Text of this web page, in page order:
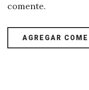
comente.